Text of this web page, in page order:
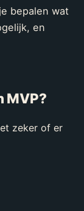
bepalen wat
en
MVP?
zeker of er